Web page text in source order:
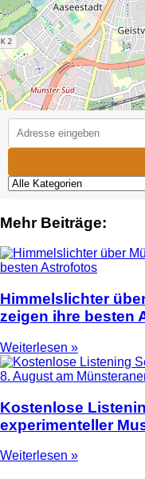
Mehr Beiträge:
Himmelslichter
zeigen ihre besten
Weiterlesen »
Kostenlose
experimenteller
Weiterlesen »